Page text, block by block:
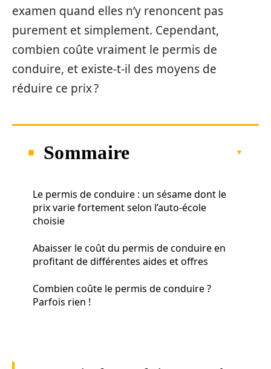
examen quand elles n’y renoncent pas
purement et simplement. Cependant,
combien coûte vraiment le permis de
conduire, et existe-t-il des moyens de
réduire ce prix ?
Sommaire
Le permis de conduire : un sésame dont le
prix varie fortement selon l’auto-école
choisie
Abaisser le coût du permis de conduire en
profitant de différentes aides et offres
Combien coûte le permis de conduire ?
Parfois rien !